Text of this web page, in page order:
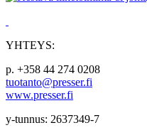
YHTEYS:
p. +358 44 274 0208
tuotanto@presser.fi
www.presser.fi
y-tunnus: 2637349-7